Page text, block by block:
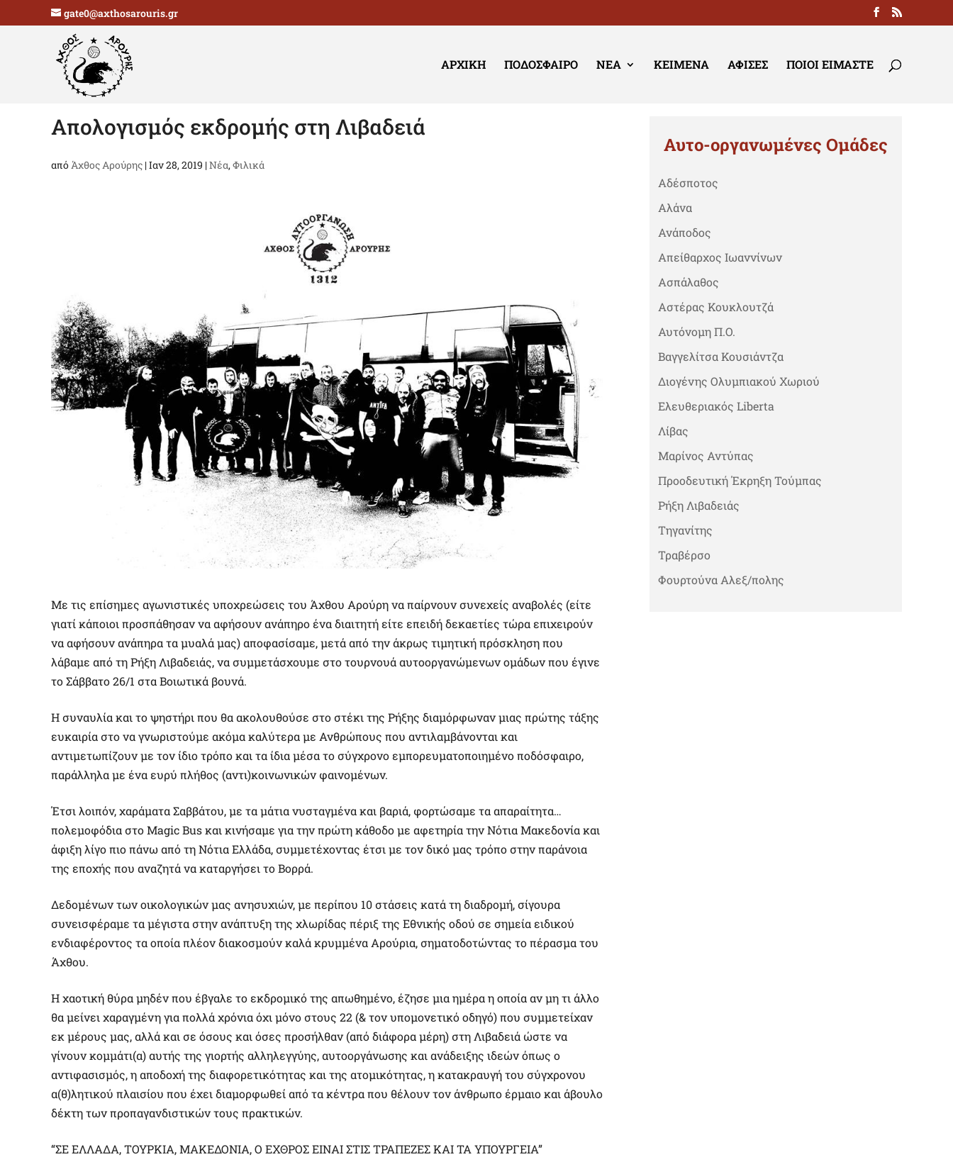
gate0@axthosarouris.gr
ΑΡΧΙΚΉ ΠΟΔΌΣΦΑΙΡΟ ΝΈΑ ΚΕΊΜΕΝΑ ΑΦΊΣΕΣ ΠΟΙΟΙ ΕΊΜΑΣΤΕ
Απολογισμός εκδρομής στη Λιβαδειά
απόΆχθος Αρούρης | Ιαν 28, 2019 | Νέα,Φιλικά
Με τις επίσημες αγωνιστικές υποχρεώσεις του Άχθου Αρούρη να παίρνουν συνεχείς αναβολές (είτε
γιατί κάποιοι προσπάθησαν να αφήσουν ανάπηρο ένα διαιτητή είτε επειδή δεκαετίες τώρα επιχειρούν
να αφήσουν ανάπηρα τα μυαλά μας) αποφασίσαμε, μετά από την άκρως τιμητική πρόσκληση που
λάβαμε από τη Ρήξη Λιβαδειάς, να συμμετάσχουμε στο τουρνουά αυτοοργανώμενων ομάδων που έγινε
το Σάββατο 26/1 στα Βοιωτικά βουνά.
Η συναυλία και το ψηστήρι που θα ακολουθούσε στο στέκι της Ρήξης διαμόρφωναν μιας πρώτης τάξης
ευκαιρία στο να γνωριστούμε ακόμα καλύτερα με Ανθρώπους που αντιλαμβάνονται και
αντιμετωπίζουν με τον ίδιο τρόπο και τα ίδια μέσα το σύγχρονο εμπορευματοποιημένο ποδόσφαιρο,
παράλληλα με ένα ευρύ πλήθος (αντι)κοινωνικών φαινομένων.
Έτσι λοιπόν, χαράματα Σαββάτου, με τα μάτια νυσταγμένα και βαριά, φορτώσαμε τα απαραίτητα…
πολεμοφόδια στο Magic Bus και κινήσαμε για την πρώτη κάθοδο με αφετηρία την Νότια Μακεδονία και
άφιξη λίγο πιο πάνω από τη Νότια Ελλάδα, συμμετέχοντας έτσι με τον δικό μας τρόπο στην παράνοια
της εποχής που αναζητά να καταργήσει το Βορρά.
Δεδομένων των οικολογικών μας ανησυχιών, με περίπου 10 στάσεις κατά τη διαδρομή, σίγουρα
συνεισφέραμε τα μέγιστα στην ανάπτυξη της χλωρίδας πέριξ της Εθνικής οδού σε σημεία ειδικού
ενδιαφέροντος τα οποία πλέον διακοσμούν καλά κρυμμένα Αρούρια, σηματοδοτώντας το πέρασμα του
Άχθου.
Η χαοτική θύρα μηδέν που έβγαλε το εκδρομικό της απωθημένο, έζησε μια ημέρα η οποία αν μη τι άλλο
θα μείνει χαραγμένη για πολλά χρόνια όχι μόνο στους 22 (& τον υπομονετικό οδηγό) που συμμετείχαν
εκ μέρους μας, αλλά και σε όσους και όσες προσήλθαν (από διάφορα μέρη) στη Λιβαδειά ώστε να
γίνουν κομμάτι(α) αυτής της γιορτής αλληλεγγύης, αυτοοργάνωσης και ανάδειξης ιδεών όπως ο
αντιφασισμός, η αποδοχή της διαφορετικότητας και της ατομικότητας, η κατακραυγή του σύγχρονου
α(θ)λητικού πλαισίου που έχει διαμορφωθεί από τα κέντρα που θέλουν τον άνθρωπο έρμαιο και άβουλο
δέκτη των προπαγανδιστικών τους πρακτικών.
“ΣΕ ΕΛΛΑΔΑ, ΤΟΥΡΚΙΑ, ΜΑΚΕΔΟΝΙΑ, Ο ΕΧΘΡΟΣ ΕΙΝΑΙ ΣΤΙΣ ΤΡΑΠΕΖΕΣ ΚΑΙ ΤΑ ΥΠΟΥΡΓΕΙΑ”
Αυτο-οργανωμένες Ομάδες
Αδέσποτος
Αλάνα
Ανάποδος
Απείθαρχος Ιωαννίνων
Ασπάλαθος
Αστέρας Κουκλουτζά
Αυτόνομη Π.Ο.
Βαγγελίτσα Κουσιάντζα
Διογένης Ολυμπιακού Χωριού
Ελευθεριακός Liberta
Λίβας
Μαρίνος Αντύπας
Προοδευτική Έκρηξη Τούμπας
Ρήξη Λιβαδειάς
Τηγανίτης
Τραβέρσο
Φουρτούνα Αλεξ/πολης